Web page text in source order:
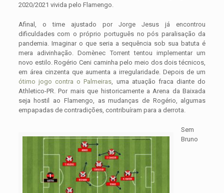
2020/2021 vivida pelo Flamengo.
Afinal, o time ajustado por Jorge Jesus já encontrou
dificuldades com o próprio português no pós paralisação da
pandemia. Imaginar o que seria a sequência sob sua batuta é
mera adivinhação. Domènec Torrent tentou implementar um
novo estilo. Rogério Ceni caminha pelo meio dos dois técnicos,
em área cinzenta que aumenta a irregularidade. Depois de um
ótimo jogo contra o Palmeiras , uma atuação fraca diante do
Athletico-PR. Por mais que historicamente a Arena da Baixada
seja hostil ao Flamengo, as mudanças de Rogério, algumas
empapadas de contradições, contribuíram para a derrota.
Sem
Bruno